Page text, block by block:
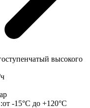
высокого
от -15°С до +120°С